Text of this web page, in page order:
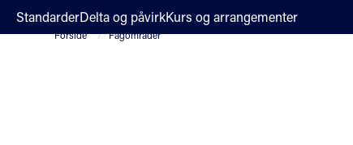
;StandarderDelta og påvirkKurs og arrangementer
Forside Fagområder